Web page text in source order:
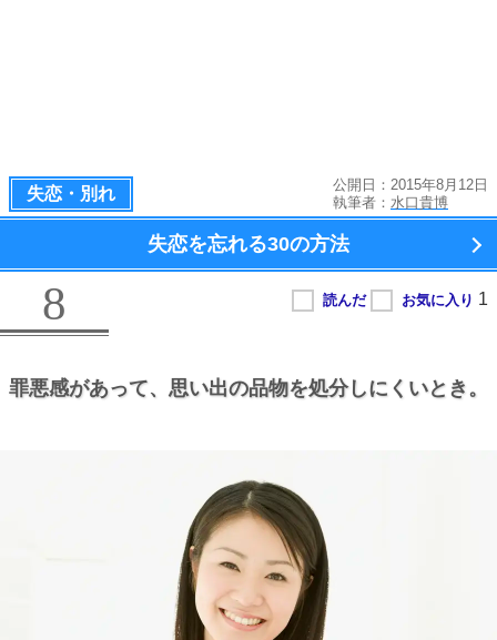
失恋・別れ
公開日：2015年8月12日
執筆者： 水口貴博
失恋を忘れる30の方法
8
罪悪感があって、 思い出の品物を処分しにくいとき。